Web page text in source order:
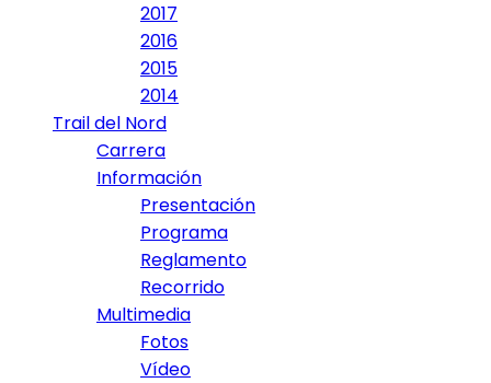
2017
2016
2015
2014
Trail del Nord
Carrera
Información
Presentación
Programa
Reglamento
Recorrido
Multimedia
Fotos
Vídeo